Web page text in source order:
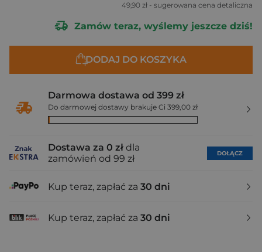
49,90 zł - sugerowana cena detaliczna
Zamów teraz, wyślemy jeszcze dziś!
DODAJ DO KOSZYKA
Darmowa dostawa od 399 zł
Do darmowej dostawy brakuje Ci 399,00 zł
Dostawa za 0 zł dla
zamówień od 99 zł
DOŁĄCZ
Kup teraz, zapłać za 30 dni
Kup teraz, zapłać za 30 dni